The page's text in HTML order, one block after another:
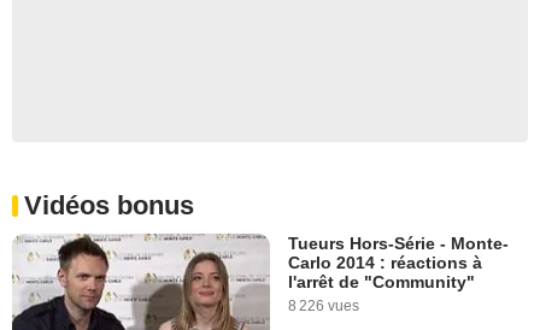
Vidéos bonus
Tueurs Hors-Série - Monte-
Carlo 2014 : réactions à
l'arrêt de "Community"
8 226 vues